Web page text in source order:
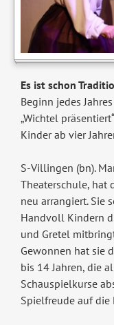
Es ist schon
Beginn jedes
„Wichtel
Kinder ab vier
S-Villingen (bn).
Theaterschule, hat
neu arrangiert. Sie
Handvoll Kindern
und Gretel
Gewonnen hat sie
bis 14 Jahren, die
Schauspielkurse
Spielfreude auf die